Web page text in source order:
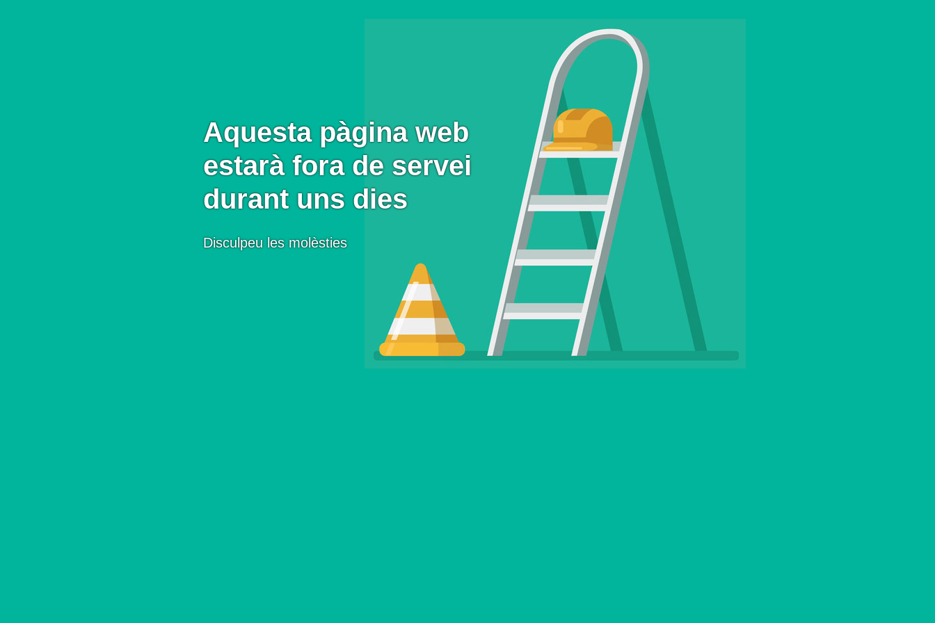
Aquesta pàgina web
estarà fora de servei
durant uns dies
Disculpeu les molèsties